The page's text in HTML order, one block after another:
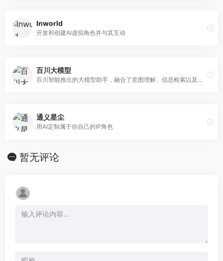
Inworld
开发和创建AI虚拟角色并与其互动
百川大模型
百川智能推出的大模型助手，融合了意图理解、信息检索以及强化学习
通义星尘
用AI定制属于你自己的IP角色
暂无评论